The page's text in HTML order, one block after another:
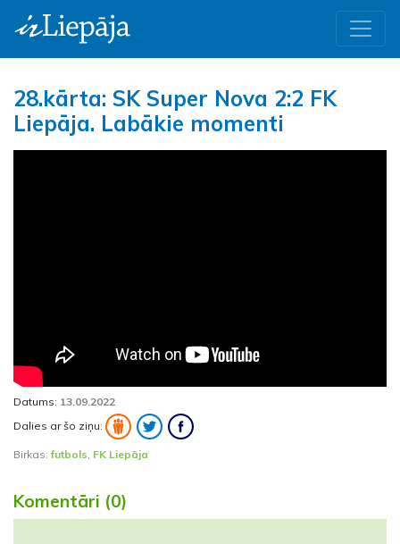
28.kārta: SK Super Nova 2:2 FK
Liepāja. Labākie momenti
Datums: 13.09.2022
Dalies ar šo ziņu:
Birkas:futbols FK Liepāja
Komentāri (0)